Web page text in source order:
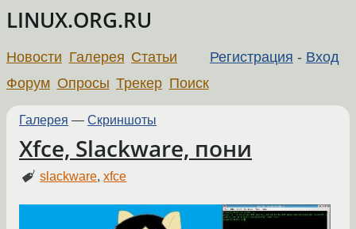
LINUX.ORG.RU
Регистрация - Вход
Новости Галерея Статьи
Форум Опросы Трекер Поиск
Галерея — Скриншоты
Xfce, Slackware, пони
slackware,xfce